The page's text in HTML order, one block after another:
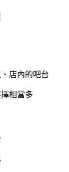
店內的吧台
相當多